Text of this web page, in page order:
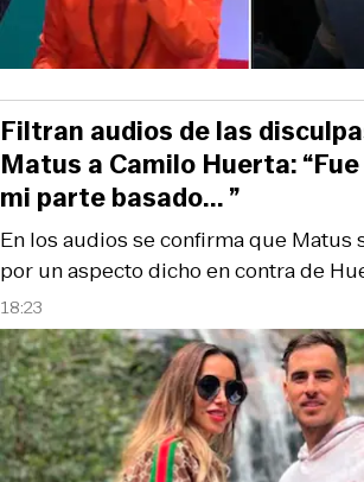
18:23
En los audios se confirma que Matus
por un aspecto dicho en contra de
Filtran audios de las
Matus a Camilo Huerta:
mi parte basado... ”